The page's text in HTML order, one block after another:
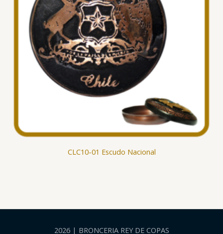
CLC10-01 Escudo Nacional
2026 | BRONCERIA REY DE COPAS